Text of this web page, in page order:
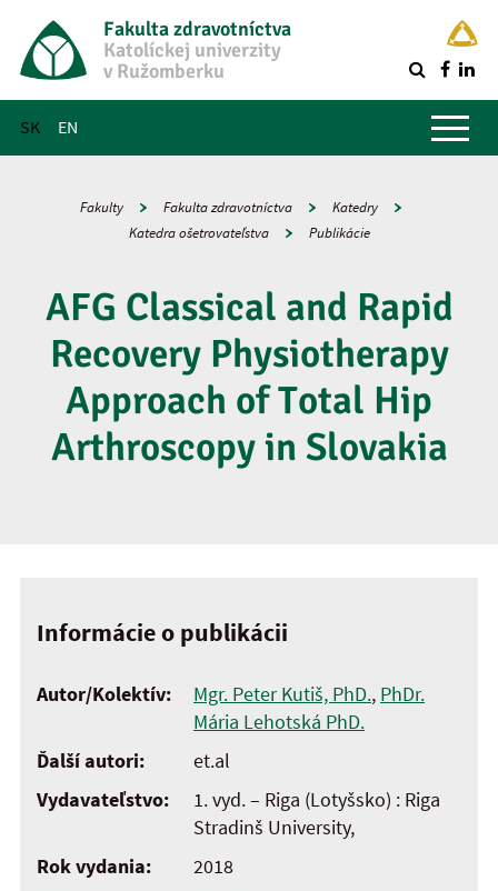
Fakulta zdravotníctva
Katolíckej univerzity
v Ružomberku
SK EN
Hlavné menu
Fakulty Fakulta zdravotníctva
Katedry
Katedra ošetrovateľstva
Publikácie
AFG Classical and Rapid
Recovery Physiotherapy
Approach of Total Hip
Arthroscopy in Slovakia
Informácie o publikácii
Autor/Kolektív: Mgr. Peter Kutiš, PhD., PhDr.
Mária Lehotská PhD.
Ďalší autori:
et.al
Vydavateľstvo:
1. vyd. – Riga (Lotyšsko) : Riga
Stradinš University,
Rok vydania:
2018